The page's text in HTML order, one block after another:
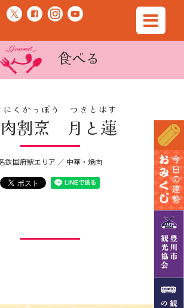
食べる
割烹 月と蓮
にくかっぽう つきとはす
鉄国府駅エリア ／ 中華・焼肉